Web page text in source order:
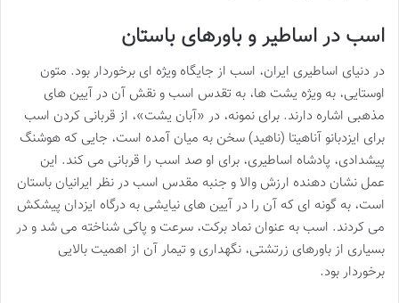
اسب در اساطیر و باورهای باستان
در دنیای اساطیری ایران، اسب از جایگاه ویژه ای برخوردار بود. متون
اوستایی، به ویژه یشت ها، به تقدس اسب و نقش آن در آیین های
مذهبی اشاره دارند. برای نمونه، در «آبان یشت»، از قربانی کردن اسب
برای ایزدبانو آناهیتا (ناهید) سخن به میان آمده است، جایی که هوشنگ
پیشدادی، پادشاه اساطیری، برای او صد اسب را قربانی می کند. این
عمل نشان دهنده ارزش والا و جنبه مقدس اسب در نظر ایرانیان باستان
است، به گونه ای که آن را در آیین های نیایشی به درگاه ایزدان پیشکش
می کردند. اسب به عنوان نماد برکت، سرعت و پاکی شناخته می شد و در
بسیاری از باورهای زرتشتی، نگهداری و تیمار آن از اهمیت بالایی
برخوردار بود.